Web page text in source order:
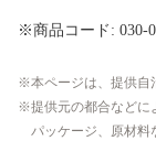
※商品コード: 030-
本ページは、提供自
提供元の都合などに
パッケージ、原材料